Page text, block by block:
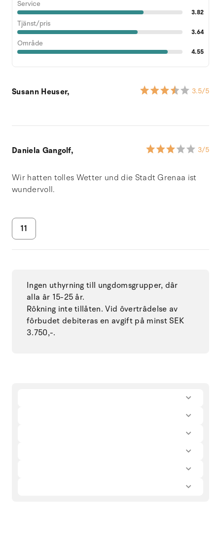
Service
3.82
Tjänst/pris
3.64
Område
4.55
Susann Heuser, 3.5/5
Daniela Gangolf, 3/5
Wir hatten tolles Wetter und die Stadt Grenaa ist
wundervoll.
11
Ingen uthyrning till ungdomsgrupper, dâr
alla âr 15-25 år.
Rôkning inte tillåten. Vid ôvertrâdelse av
fôrbudet debiteras en avgift på minst SEK
3.750,-.